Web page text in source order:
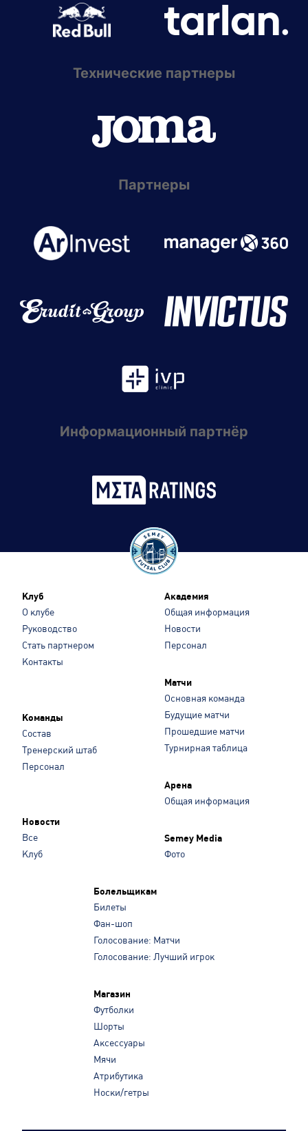
Технические партнеры
Партнеры
Информационный партнёр
Клуб
О клубе
Руководство
Стать партнером
Контакты
Команды
Состав
Тренерский штаб
Персонал
Новости
Все
Клуб
Академия
Общая информация
Новости
Персонал
Матчи
Основная команда
Будущие матчи
Прошедшие матчи
Турнирная таблица
Арена
Общая информация
Semey Media
Фото
Болельщикам
Билеты
Фан-шоп
Голосование: Матчи
Голосование: Лучший игрок
Магазин
Футболки
Шорты
Аксессуары
Мячи
Атрибутика
Носки/гетры